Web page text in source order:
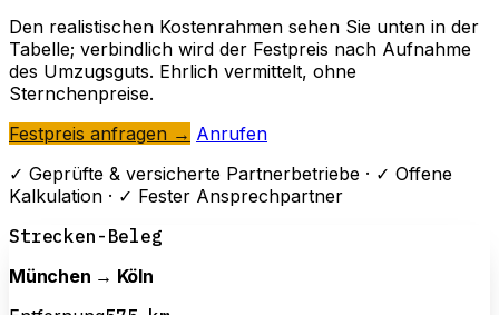
Den realistischen Kostenrahmen sehen Sie unten in der
Tabelle; verbindlich wird der Festpreis nach Aufnahme
des Umzugsguts. Ehrlich vermittelt, ohne
Sternchenpreise.
Festpreis anfragen → Anrufen
✓ Geprüfte & versicherte Partnerbetriebe · ✓ Offene
Kalkulation · ✓ Fester Ansprechpartner
Strecken-Beleg
München → Köln